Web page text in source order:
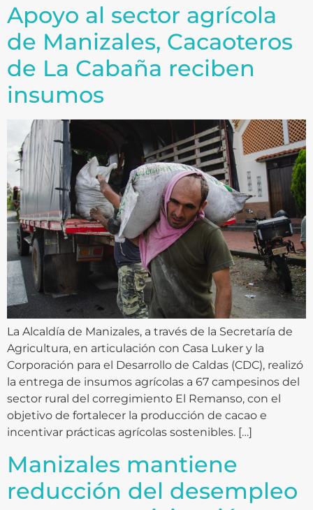
Apoyo al sector agrícola
de Manizales, Cacaoteros
de La Cabaña reciben
insumos
La Alcaldía de Manizales, a través de la Secretaría de
Agricultura, en articulación con Casa Luker y la
Corporación para el Desarrollo de Caldas (CDC), realizó
la entrega de insumos agrícolas a 67 campesinos del
sector rural del corregimiento El Remanso, con el
objetivo de fortalecer la producción de cacao e
incentivar prácticas agrícolas sostenibles. […]
Manizales mantiene
reducción del desempleo